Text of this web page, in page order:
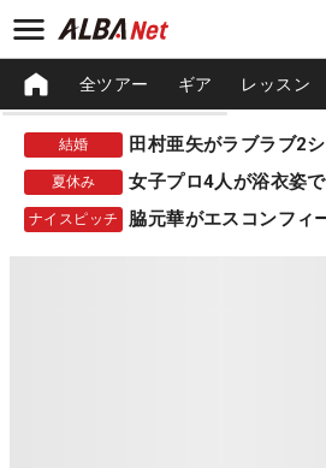
全ツアー ギア レッスン
結婚 田村亜矢がラブラブ2
夏休み 女子プロ4人が浴衣姿
ナイスピッチ 脇元華がエスコンフィ